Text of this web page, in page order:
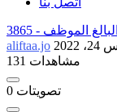
3865 - الموظف
aliftaa.jo
131 مشاهدات
0 تصويتات